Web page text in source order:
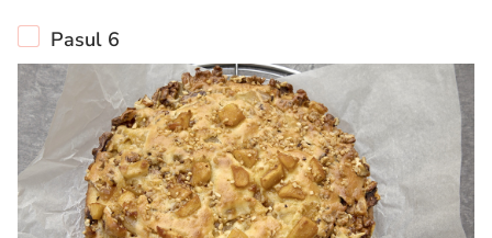
Pasul 6